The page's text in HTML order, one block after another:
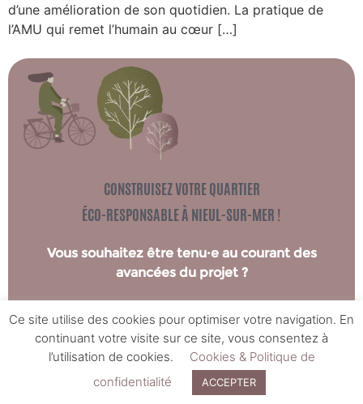
d’une amélioration de son quotidien. La pratique de
l’AMU qui remet l’humain au cœur […]
CONSTRUISEZ VOTRE QUARTIER
ÉCO-RESPONSABLE À NIEUL-SUR-MER !
Vous souhaitez être tenu·e au courant des
avancées du projet ?
Ça m'intéresse !
– Webdesign parLes Z’éclaireuses
Mentions légales
Ce site utilise des cookies pour optimiser votre navigation. En
continuant votre visite sur ce site, vous consentez à
l’utilisation de cookies.
Cookies & Politique de
confidentialité
ACCEPTER